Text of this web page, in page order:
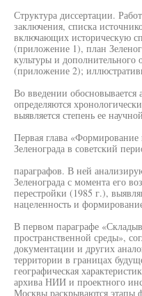
Структура диссертации.
заключения, списка
включающих историческую
(приложение 1), план
культуры и дополнительного
(приложение 2);
Во введении обосновывается
определяются
выявляется степень ее
Первая глава
Зеленограда в советский
параграфов. В ней
Зеленограда с момента его
перестройки (1985 г.),
нацеленность и
В первом параграфе
пространственной среды»,
документации и других
территории в границах
географическая
архива НИИ и проектного
Москвы раскрываются этапы